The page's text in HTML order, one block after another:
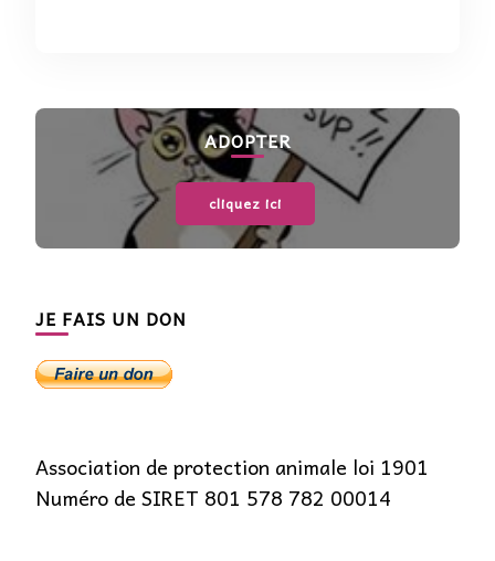
ADOPTER
cliquez ici
JE FAIS UN DON
Association de protection animale loi 1901
Numéro de SIRET 801 578 782 00014